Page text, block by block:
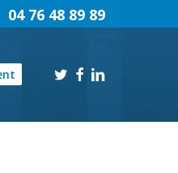
twitterfacebook
linkedin
04 76 48 89 89